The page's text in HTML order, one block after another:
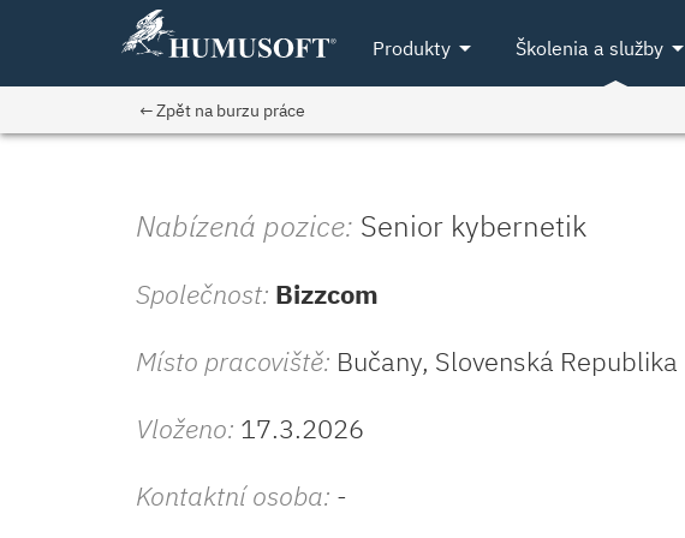
Produktyarrow_drop_down Školenia a službyarrow_drop_down
← Zpět na burzu práce
Nabízená pozice: Senior kybernetik
Společnost: Bizzcom
Místo pracoviště: Bučany, Slovenská Republika
Vloženo: 17.3.2026
Kontaktní osoba: -